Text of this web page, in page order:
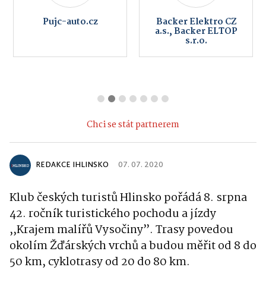
Pujc-auto.cz Backer Elektro CZ
a.s., Backer ELTOP
s.r.o.
Chci se stát partnerem
REDAKCE IHLINSKO 07. 07. 2020
Klub českých turistů Hlinsko pořádá 8. srpna
42. ročník turistického pochodu a jízdy
,,Krajem malířů Vysočiny”. Trasy povedou
okolím Žďárských vrchů a budou měřit od 8 do
50 km, cyklotrasy od 20 do 80 km.